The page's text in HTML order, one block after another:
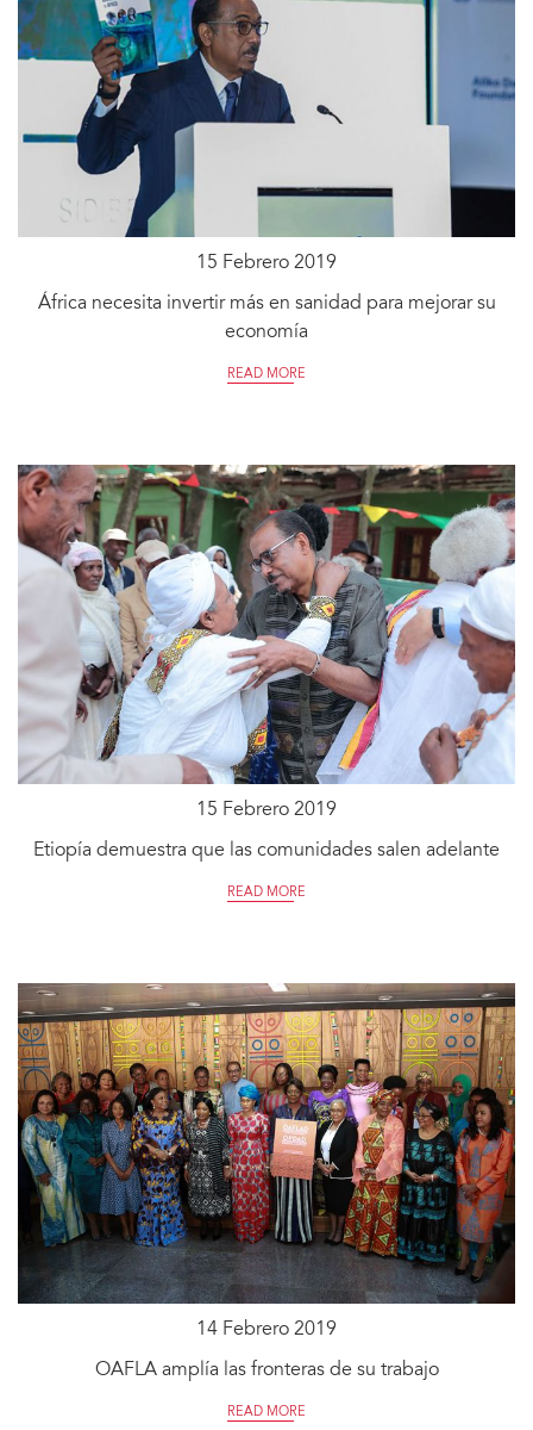
15 Febrero 2019
África necesita invertir más en sanidad para mejorar su
economía
READ MORE
15 Febrero 2019
Etiopía demuestra que las comunidades salen adelante
READ MORE
14 Febrero 2019
OAFLA amplía las fronteras de su trabajo
READ MORE